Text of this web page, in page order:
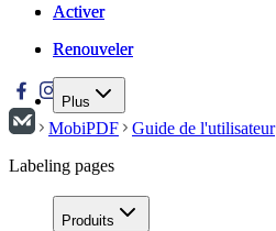
Activer
Renouveler
Plus
Activer
Renouveler
MobiPDF
Guide de l'utilisateur
Labeling pages
Produits